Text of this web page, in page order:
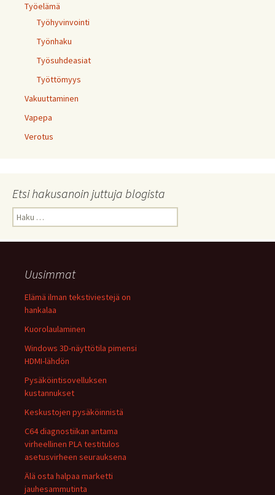
Työelämä
Työhyvinvointi
Työnhaku
Työsuhdeasiat
Työttömyys
Vakuuttaminen
Vapepa
Verotus
Etsi hakusanoin juttuja blogista
Haku:
Uusimmat
Elämä ilman tekstiviestejä on
hankalaa
Kuorolaulaminen
Windows 3D-näyttötila pimensi
HDMI-lähdön
Pysäköintisovelluksen
kustannukset
Keskustojen pysäköinnistä
C64 diagnostiikan antama
virheellinen PLA testitulos
asetusvirheen seurauksena
Älä osta halpaa marketti
jauhesammutinta